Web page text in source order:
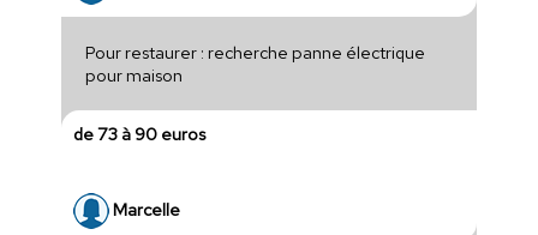
Pour restaurer : recherche panne électrique
pour maison
de 73 à 90 euros
Marcelle